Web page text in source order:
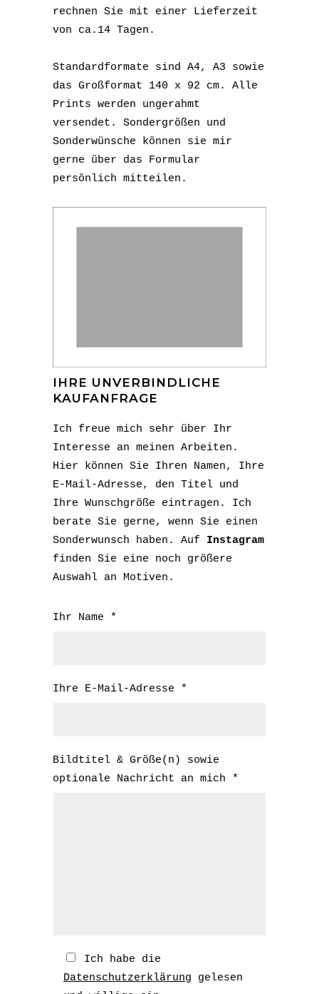
rechnen Sie mit einer Lieferzeit
von ca.14 Tagen.
Standardformate sind A4, A3 sowie
das Großformat 140 x 92 cm. Alle
Prints werden ungerahmt
versendet. Sondergrößen und
Sonderwünsche können sie mir
gerne über das Formular
persönlich mitteilen.
IHRE UNVERBINDLICHE
KAUFANFRAGE
Ich freue mich sehr über Ihr
Interesse an meinen Arbeiten.
Hier können Sie Ihren Namen, Ihre
E-Mail-Adresse, den Titel und
Ihre Wunschgröße eintragen. Ich
berate Sie gerne, wenn Sie einen
Sonderwunsch haben. Auf Instagram
finden Sie eine noch größere
Auswahl an Motiven.
Ihr Name *
Ihre E-Mail-Adresse *
Bildtitel & Größe(n) sowie
optionale Nachricht an mich *
Ich habe die
Datenschutzerklärung gelesen